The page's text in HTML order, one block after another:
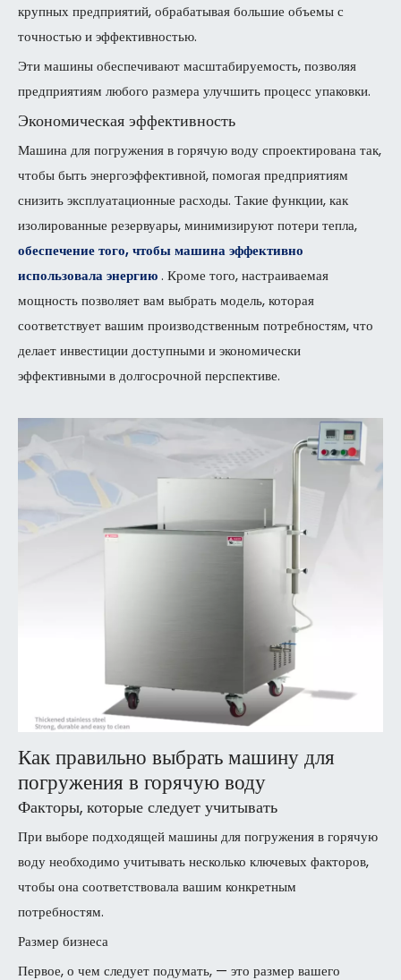
крупных предприятий, обрабатывая большие объемы с
точностью и эффективностью.
Эти машины обеспечивают масштабируемость, позволяя
предприятиям любого размера улучшить процесс упаковки.
Экономическая эффективность
Машина для погружения в горячую воду спроектирована так,
чтобы быть энергоэффективной, помогая предприятиям
снизить эксплуатационные расходы. Такие функции, как
изолированные резервуары, минимизируют потери тепла,
обеспечение того, чтобы машина эффективно
использовала энергию. Кроме того, настраиваемая
мощность позволяет вам выбрать модель, которая
соответствует вашим производственным потребностям, что
делает инвестиции доступными и экономически
эффективными в долгосрочной перспективе.
Как правильно выбрать машину для
погружения в горячую воду
Факторы, которые следует учитывать
При выборе подходящей машины для погружения в горячую
воду необходимо учитывать несколько ключевых факторов,
чтобы она соответствовала вашим конкретным
потребностям.
Размер бизнеса
Первое, о чем следует подумать, — это размер вашего